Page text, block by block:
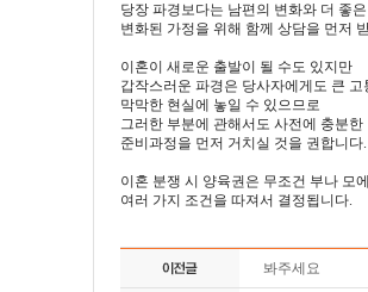
당장 파경보다는 남편의 변화와 더 좋
변화된 가정을 위해 함께 상담을 먼저
이혼이 새로운 출발이 될 수도 있지만
갑작스러운 파경은 당사자에게도 큰 고
막막한 현실에 놓일 수 있으므로
그러한 부분에 관해서도 사전에 충분
준비과정을 먼저 거치실 것을 권합니다.
이혼 분쟁 시 양육권은 무조건 부나 모
여러 가지 조건을 따져서 결정됩니다.
봐주세요